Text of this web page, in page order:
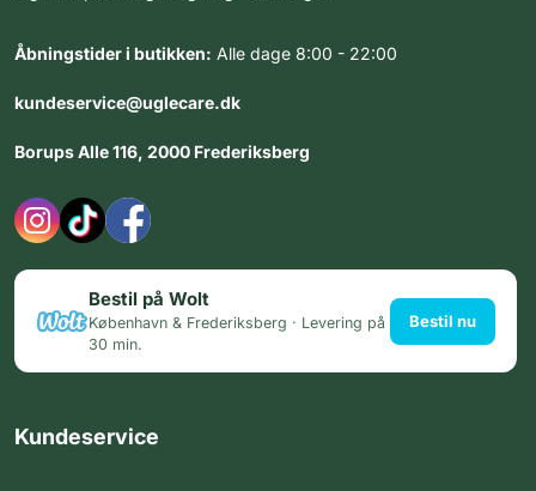
Åbningstider i butikken: Alle dage 8:00 - 22:00
kundeservice@uglecare.dk
Borups Alle 116, 2000 Frederiksberg
Bestil på Wolt
København & Frederiksberg · Levering på
30 min.
Bestil nu
Kundeservice